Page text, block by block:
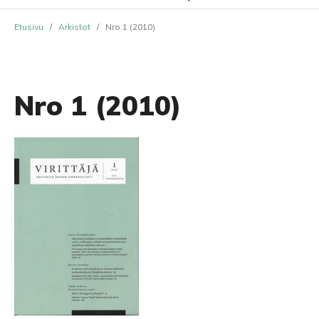
Etusivu / Arkistot / Nro 1 (2010)
Nro 1 (2010)